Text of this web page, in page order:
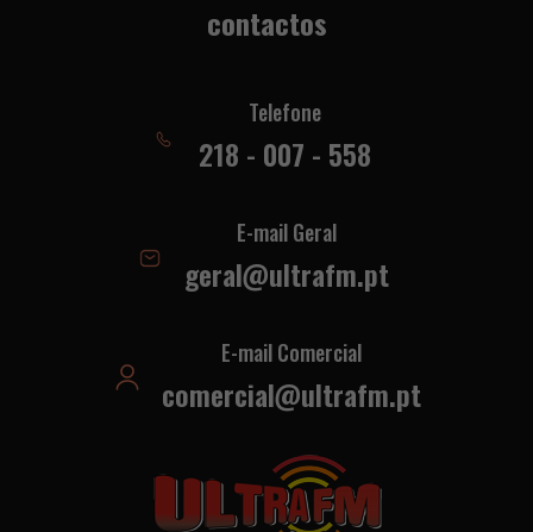
contactos
Telefone
218 - 007 - 558
E-mail Geral
geral@ultrafm.pt
E-mail Comercial
comercial@ultrafm.pt